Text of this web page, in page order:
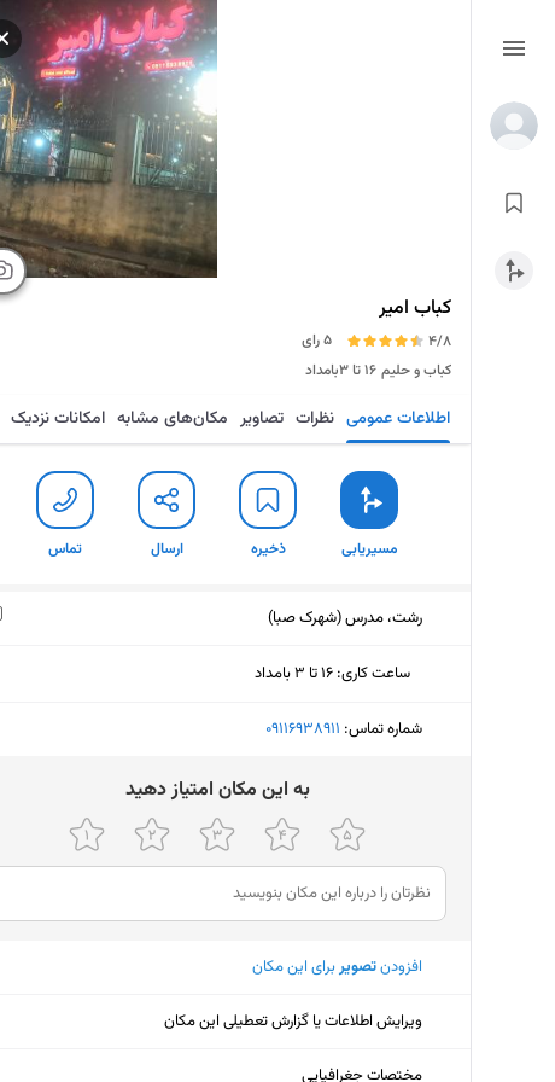
کباب امیر
4/8
5 رای
کباب و حلیم ۱۶ تا ۳بامداد
اطلاعات عمومی نظرات تصاویر مکان‌های مشابه امکانات نزدیک
مسیریابی ذخیره ارسال تماس
رشت، مدرس (شهرک صبا)
ساعت کاری: ۱۶ تا ۳ بامداد
دوشنبه (امروز)
۱۶ تا ۳ بامداد
پنجشنبه
۱۶ تا ۳ بامداد
جمعه
۱۶ تا ۳ بامداد
شنبه
یکشنبه
شماره تماس: ‎09116938911
ﺑﻪ اﯾﻦ ﻣﮑﺎن اﻣﺘﯿﺎز دﻫﯿﺪ
افزودنتصویربرای این مکان
ویرایش اطلاعات یا گزارش تعطیلی این مکان
مختصات جغرافیایی